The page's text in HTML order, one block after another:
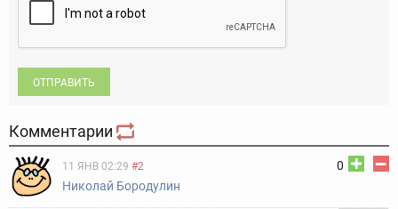
ОТПРАВИТЬ
Комментарии
0
11 ЯНВ 02:29 #2
Николай Бородулин